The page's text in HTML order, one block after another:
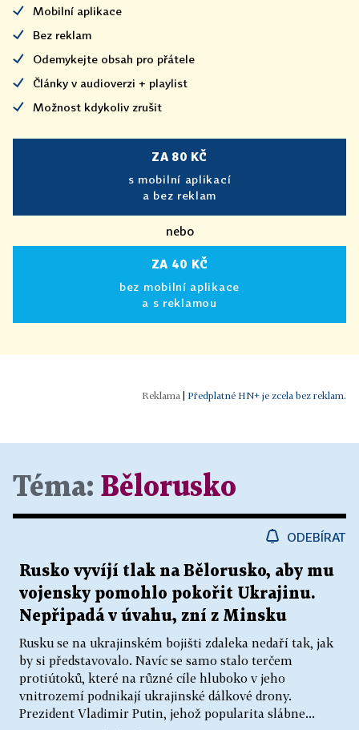
Mobilní aplikace
Bez reklam
Odemykejte obsah pro přátele
Články v audioverzi + playlist
Možnost kdykoliv zrušit
ZA 80 KČ
s mobilní aplikací
a bez reklam
nebo
ZA 40 KČ
bez mobilní aplikace
a s reklamou
| Předplatné HN+ je zcela bez reklam.
Téma: Bělorusko
ODEBÍRAT
Rusko vyvíjí tlak na Bělorusko, aby mu
vojensky pomohlo pokořit Ukrajinu.
Nepřipadá v úvahu, zní z Minsku
Rusku se na ukrajinském bojišti zdaleka nedaří tak, jak
by si představovalo. Navíc se samo stalo terčem
protiútoků, které na různé cíle hluboko v jeho
vnitrozemí podnikají ukrajinské dálkové drony.
Prezident Vladimir Putin, jehož popularita slábne...